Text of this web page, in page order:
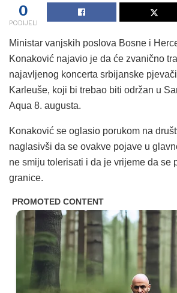
0
PODIJELI
Ministar vanjskih poslova Bosne i
Konaković najavio je da će zvanično
najavljenog koncerta srbijanske
Karleuše, koji bi trebao biti održan u
Aqua 8. augusta.
Konaković se oglasio porukom na
naglasivši da se ovakve pojave u
ne smiju tolerisati i da je vrijeme da se
granice.